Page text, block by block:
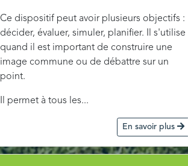
Ce dispositif peut avoir plusieurs objectifs :
décider, évaluer, simuler, planifier. Il s'utilise
quand il est important de construire une
image commune ou de débattre sur un
point.
Il permet à tous les...
En savoir plus